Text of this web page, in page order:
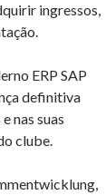
ingressos,
ERP SAP
definitiva
nas suas
clube.